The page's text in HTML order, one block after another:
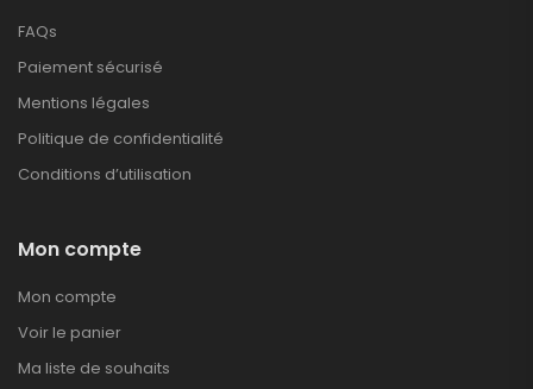
FAQs
Paiement sécurisé
Mentions légales
Politique de confidentialité
Conditions d’utilisation
Mon compte
Mon compte
Voir le panier
Ma liste de souhaits